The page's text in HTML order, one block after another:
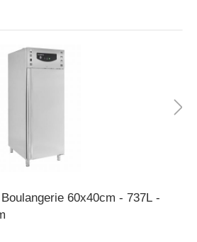
60x40cm - 737L -